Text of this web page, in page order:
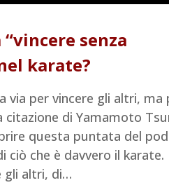
senza
karate?
via per vincere gli altri, ma
citazione di Yamamoto
questa puntata del
ciò che è davvero il karate.
gli altri, di…